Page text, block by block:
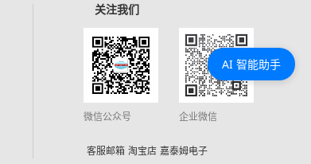
关注我们
微信公众号 企业微信
客服邮箱 淘宝店 嘉泰姆电子
AI 智能助手